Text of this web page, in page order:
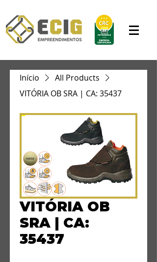
Início
All Products
VITÓRIA OB SRA | CA: 35437
VITÓRIA OB
SRA | CA:
35437